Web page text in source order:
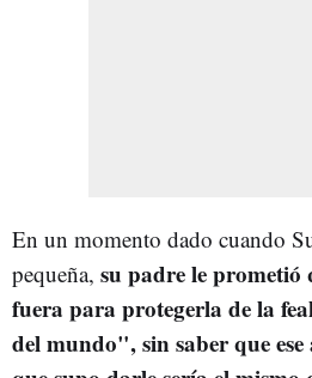
En un momento dado cuando
pequeña, su padre le
fuera para protegerla de la
del mundo", sin saber que